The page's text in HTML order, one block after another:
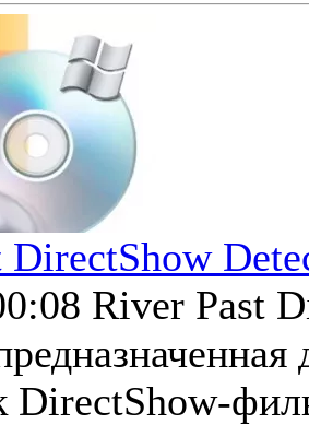
DirectShow
River Past
DirectShow-